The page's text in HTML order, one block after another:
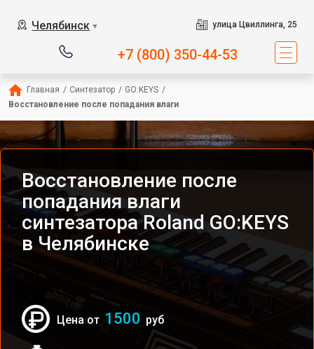
Челябинск ▼ улица Цвиллинга, 25
+7 (800) 350-44-53
Главная / Синтезатор / GO:KEYS /
Восстановление после попадания влаги
Восстановление после
попадания влаги
синтезатора Roland GO:KEYS
в Челябинске
Цена от 1500 руб